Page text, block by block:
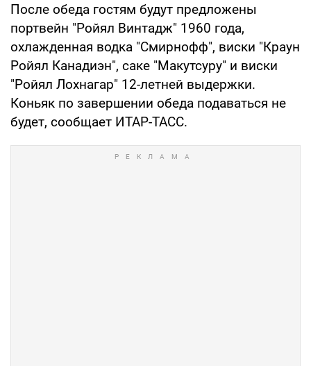
После обеда гостям будут предложены
портвейн "Ройял Винтадж" 1960 года,
охлажденная водка "Смирнофф", виски "Краун
Ройял Канадиэн", саке "Макутсуру" и виски
"Ройял Лохнагар" 12-летней выдержки.
Коньяк по завершении обеда подаваться не
будет, сообщает ИТАР-ТАСС.